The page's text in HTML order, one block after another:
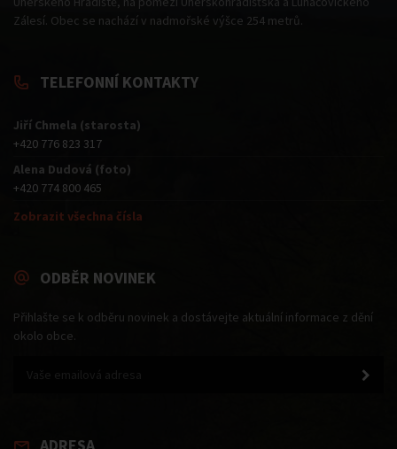
Zálesí. Obec se nachází v nadmořské výšce 254 metrů.
TELEFONNÍ KONTAKTY
Jiří Chmela (starosta)
+420 776 823 317
Alena Dudová (foto)
+420 774 800 465
Zobrazit všechna čísla
ODBĚR NOVINEK
Přihlašte se k odběru novinek a dostávejte aktuální informace z dění
okolo obce.